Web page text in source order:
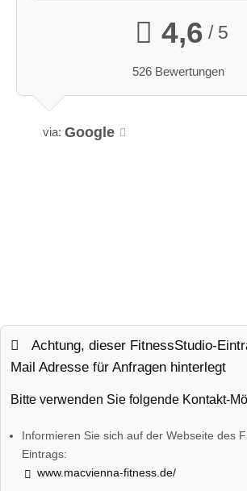
4,6 / 5
526 Bewertungen
via: Google
Achtung, dieser FitnessStudio-
Mail Adresse für Anfragen hinterlegt
Bitte verwenden Sie folgende Kontakt-
Informieren Sie sich auf der Webseite des
Eintrags:
www.macvienna-fitness.de/